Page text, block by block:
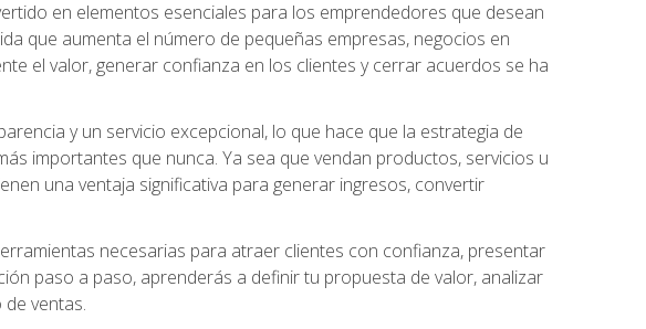
en elementos esenciales para los emprendedores que desean
que aumenta el número de pequeñas empresas, negocios en
el valor, generar confianza en los clientes y cerrar acuerdos se ha
y un servicio excepcional, lo que hace que la estrategia de
importantes que nunca. Ya sea que vendan productos, servicios u
una ventaja significativa para generar ingresos, convertir
necesarias para atraer clientes con confianza, presentar
paso a paso, aprenderás a definir tu propuesta de valor, analizar
ventas.